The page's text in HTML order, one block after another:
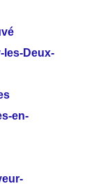
les-Deux-
en-